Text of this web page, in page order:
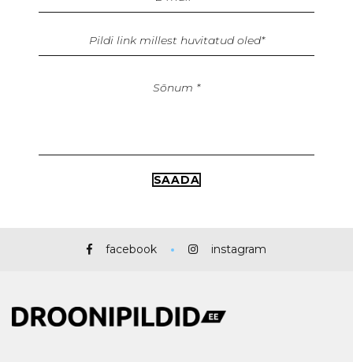
facebook instagram